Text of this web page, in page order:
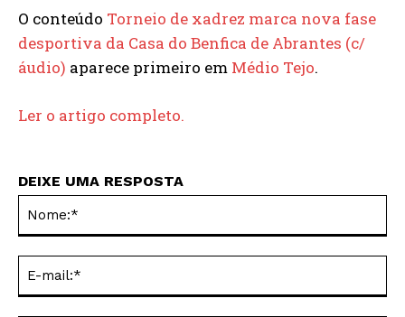
O conteúdo Torneio de xadrez marca nova fase
desportiva da Casa do Benfica de Abrantes (c/
áudio) aparece primeiro em Médio Tejo.
Ler o artigo completo.
DEIXE UMA RESPOSTA